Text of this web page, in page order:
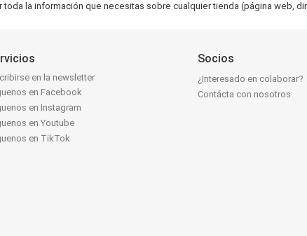
toda la información que necesitas sobre cualquier tienda (página
en la newsletter
en Facebook
en Instagram
en Youtube
en TikTok
Socios
¿Interesado en colaborar?
Contácta con nosotros